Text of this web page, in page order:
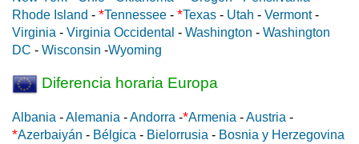
Rhode Island - *Tennessee - *Texas - Utah - Vermont-
Virginia - Virginia Occidental - Washington - Washington
DC - Wisconsin -Wyoming
Diferencia horaria Europa
Albania -Alemania -Andorra -*Armenia -Austria -
*Azerbaiyán - Bélgica - Bielorrusia - Bosnia y Herzegovina